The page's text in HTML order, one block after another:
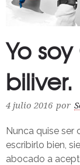
Yo
4 julio 2016 por
Nunca quise ser
escribirlo bien,
abocado a